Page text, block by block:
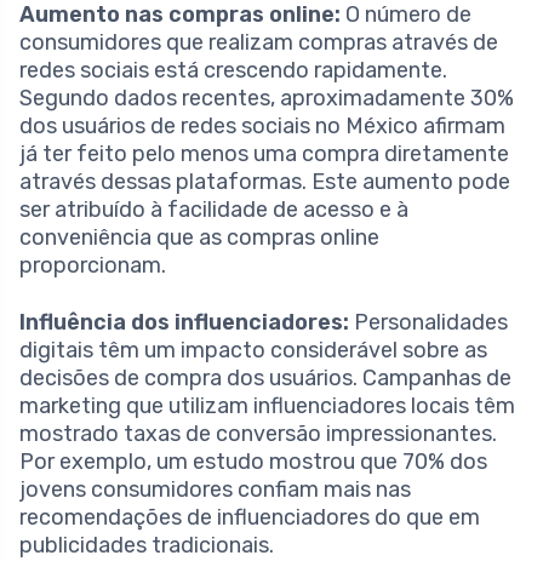
Aumento nas compras online: O número de
consumidores que realizam compras através de
redes sociais está crescendo rapidamente.
Segundo dados recentes, aproximadamente 30%
dos usuários de redes sociais no México afirmam
já ter feito pelo menos uma compra diretamente
através dessas plataformas. Este aumento pode
ser atribuído à facilidade de acesso e à
conveniência que as compras online
proporcionam.
Influência dos influenciadores: Personalidades
digitais têm um impacto considerável sobre as
decisões de compra dos usuários. Campanhas de
marketing que utilizam influenciadores locais têm
mostrado taxas de conversão impressionantes.
Por exemplo, um estudo mostrou que 70% dos
jovens consumidores confiam mais nas
recomendações de influenciadores do que em
publicidades tradicionais.